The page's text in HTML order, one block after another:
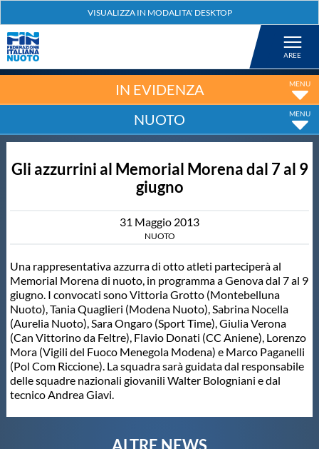
Nuoto
Tuffi
Salvamento
Master
Formazione
IN EVIDENZA
NUOTO
Gli azzurrini al Memorial Morena dal 7 al 9
giugno
31 Maggio 2013
NUOTO
Una rappresentativa azzurra di otto atleti parteciperà al
Memorial Morena di nuoto, in programma a Genova dal 7 al 9
giugno. I convocati sono Vittoria Grotto (Montebelluna
Nuoto), Tania Quaglieri (Modena Nuoto), Sabrina Nocella
(Aurelia Nuoto), Sara Ongaro (Sport Time), Giulia Verona
(Can Vittorino da Feltre), Flavio Donati (CC Aniene), Lorenzo
Mora (Vigili del Fuoco Menegola Modena) e Marco Paganelli
(Pol Com Riccione). La squadra sarà guidata dal responsabile
delle squadre nazionali giovanili Walter Bologniani e dal
tecnico Andrea Giavi.